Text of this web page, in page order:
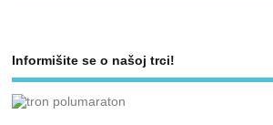
Informišite se o našoj trci!